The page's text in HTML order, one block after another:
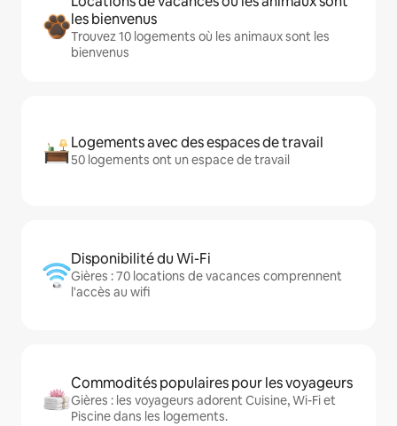
les bienvenus
Trouvez 10 logements où les animaux sont les
bienvenus
Logements avec des espaces de travail
50 logements ont un espace de travail
Disponibilité du Wi-Fi
Gières : 70 locations de vacances comprennent
l'accès au wifi
Commodités populaires pour les voyageurs
Gières : les voyageurs adorent Cuisine, Wi-Fi et
Piscine dans les logements.